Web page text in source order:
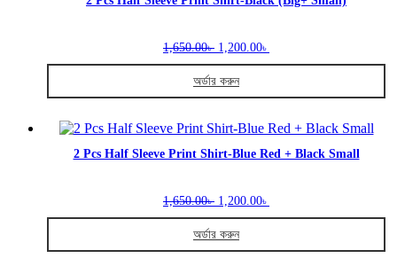
page
options
may
be
chosen
the
page
1,650.00৳ Original
price
was:
1,650.00৳ .
1,200.00৳
price
1,200.00৳ .
অর্ডার করুন
product
has
multiple
options
may
be
chosen
2 Pcs Half Sleeve Print Shirt-Blue Red + Black Small
1,650.00৳ Original
price
was:
1,650.00৳ .
1,200.00৳
price
1,200.00৳ .
অর্ডার করুন